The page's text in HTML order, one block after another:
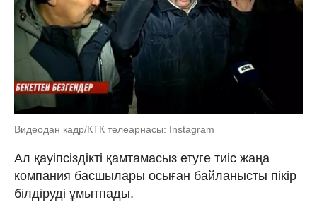
Видеодан кадр/КТК телеарнасы: Instagram
Ал қауіпсіздікті қамтамасыз етуге тиіс жаңа
компания басшылары осыған байланысты пікір
білдіруді ұмытпады.